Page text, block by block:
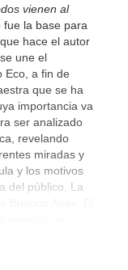
vienen al
fue la base para
hace el autor
une el
Eco, a fin de
que se ha
importancia va
ser analizado
revelando
miradas y
y los motivos
del público.
La